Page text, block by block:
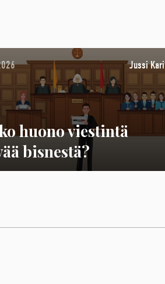
Jussi Kari
huono viestintä
bisnestä?